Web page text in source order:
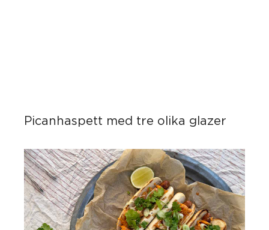
Picanhaspett med tre olika glazer